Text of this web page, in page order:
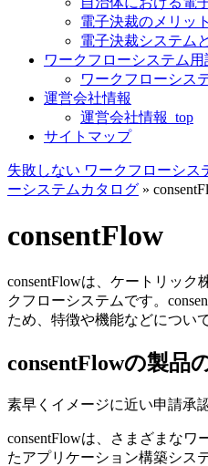
電子決裁のメリッ
電子決裁システム
ワークフローシステム用
ワークフローシス
運営会社情報
運営会社情報_top
サイトマップ
失敗しない ワークフローシス
ーシステムカタログ »
consentFlow
consentFlowは、ケートリッ
クフローシステムです。
ため、特徴や機能などについ
consentFlowの製品
素早くイメージに近い申請承
consentFlowは、さまざまなワ
たアプリケーション構築シス